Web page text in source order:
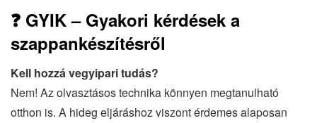
❓ GYIK – Gyakori kérdések a
szappankészítésről
Kell hozzá vegyipari tudás?
Nem! Az olvasztásos technika könnyen megtanulható
otthon is. A hideg eljáráshoz viszont érdemes alaposan